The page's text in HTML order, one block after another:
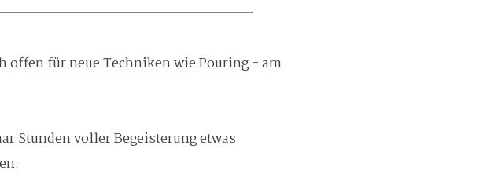
für neue Techniken wie Pouring -am
Stunden voller Begeisterung etwas